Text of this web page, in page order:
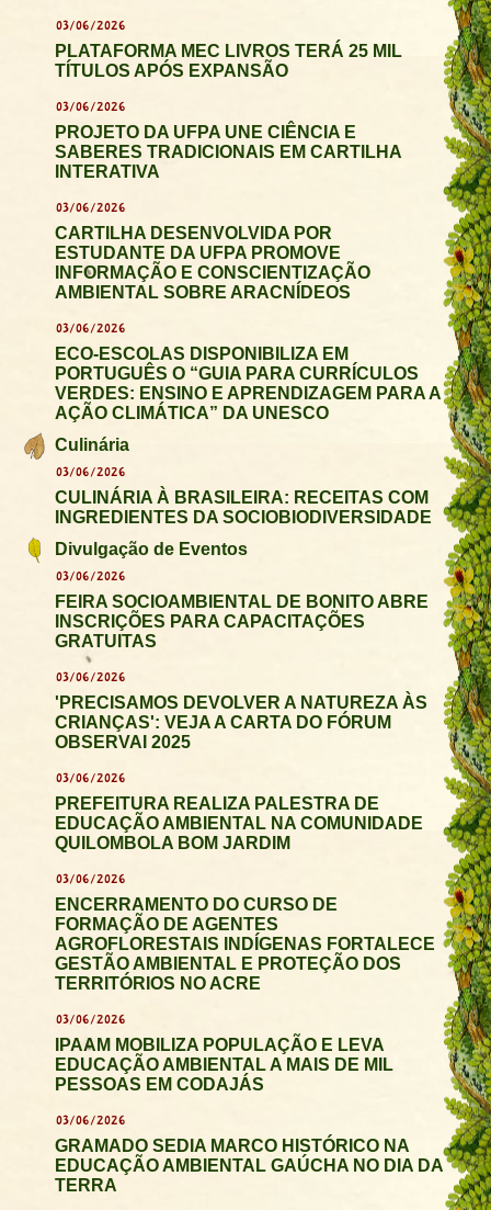
03/06/2026
PLATAFORMA MEC LIVROS TERÁ 25 MIL
TÍTULOS APÓS EXPANSÃO
03/06/2026
PROJETO DA UFPA UNE CIÊNCIA E
SABERES TRADICIONAIS EM CARTILHA
INTERATIVA
03/06/2026
CARTILHA DESENVOLVIDA POR
ESTUDANTE DA UFPA PROMOVE
INFORMAÇÃO E CONSCIENTIZAÇÃO
AMBIENTAL SOBRE ARACNÍDEOS
03/06/2026
ECO-ESCOLAS DISPONIBILIZA EM
PORTUGUÊS O “GUIA PARA CURRÍCULOS
VERDES: ENSINO E APRENDIZAGEM PARA A
AÇÃO CLIMÁTICA” DA UNESCO
Culinária
03/06/2026
CULINÁRIA À BRASILEIRA: RECEITAS COM
INGREDIENTES DA SOCIOBIODIVERSIDADE
Divulgação de Eventos
03/06/2026
FEIRA SOCIOAMBIENTAL DE BONITO ABRE
INSCRIÇÕES PARA CAPACITAÇÕES
GRATUITAS
03/06/2026
'PRECISAMOS DEVOLVER A NATUREZA ÀS
CRIANÇAS': VEJA A CARTA DO FÓRUM
OBSERVAI 2025
03/06/2026
PREFEITURA REALIZA PALESTRA DE
EDUCAÇÃO AMBIENTAL NA COMUNIDADE
QUILOMBOLA BOM JARDIM
03/06/2026
ENCERRAMENTO DO CURSO DE
FORMAÇÃO DE AGENTES
AGROFLORESTAIS INDÍGENAS FORTALECE
GESTÃO AMBIENTAL E PROTEÇÃO DOS
TERRITÓRIOS NO ACRE
03/06/2026
IPAAM MOBILIZA POPULAÇÃO E LEVA
EDUCAÇÃO AMBIENTAL A MAIS DE MIL
PESSOAS EM CODAJÁS
03/06/2026
GRAMADO SEDIA MARCO HISTÓRICO NA
EDUCAÇÃO AMBIENTAL GAÚCHA NO DIA DA
TERRA